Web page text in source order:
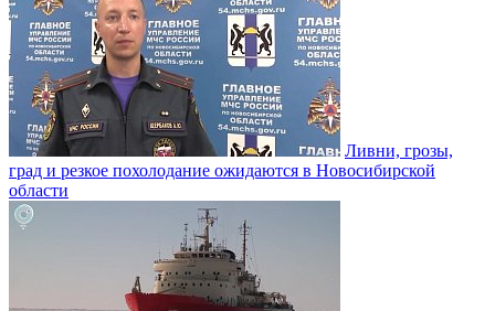
Ливни, грозы,
град и резкое похолодание ожидаются в Новосибирской
области